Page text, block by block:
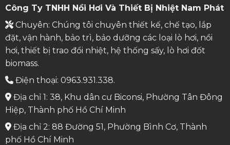
Công Ty TNHH Nồi Hơi Và Thiết Bị Nhiệt Nam Phát
Chuyên: Chúng tôi chuyên thiết kế, chế tạo, lắp
đặt, vận hành, bảo trì, bảo dưỡng các loại lò hơi, nồi
hơi, thiết bị trao đổi nhiệt, hệ thống sấy, lò hơi đốt
biomass.
Điện thoại: 0963.931.338.
Địa chỉ 1: 38, Khu dân cư Biconsi, Phường Tân Đông
Hiệp, Thành phố Hồ Chí Minh
Địa chỉ 2: 88 Đường 51, Phường Bình Cơ, Thành
phố Hồ Chí Minh